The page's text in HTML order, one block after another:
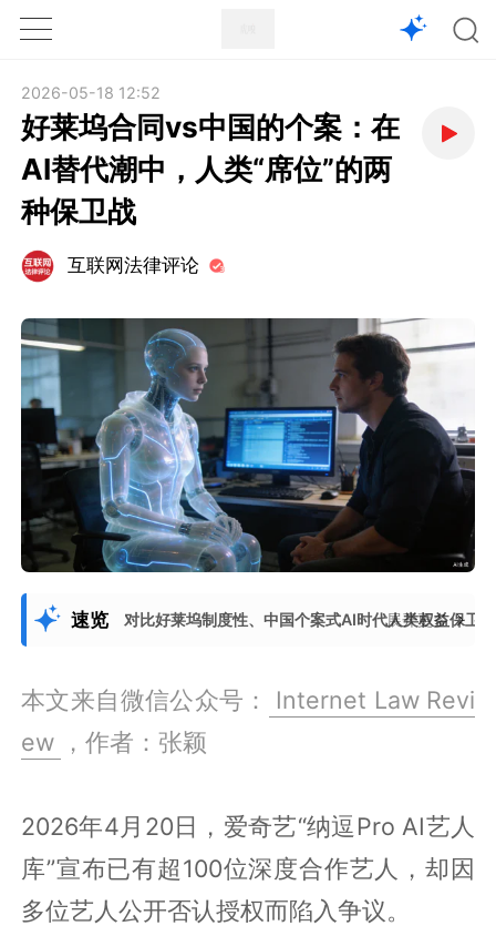
1X
2026-05-18 12:52
好莱坞合同vs中国的个案：在
AI替代潮中，人类“席位”的两
种保卫战
互联网法律评论
速览 对比好莱坞制度性、中国个案式AI时代人类权益保卫
展开更多
本文来自微信公众号：
Internet Law Revi
ew
，作者：张颖
2026年4月20日，爱奇艺“纳逗Pro AI艺人
库”宣布已有超100位深度合作艺人，却因
多位艺人公开否认授权而陷入争议。